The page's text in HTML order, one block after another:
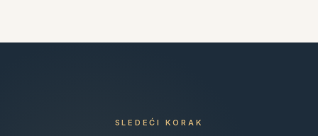
SLEDEĆI KORAK